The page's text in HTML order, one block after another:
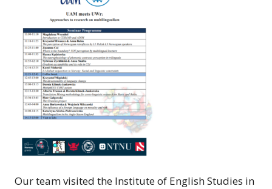
Our team visited the Institute of English Studies in